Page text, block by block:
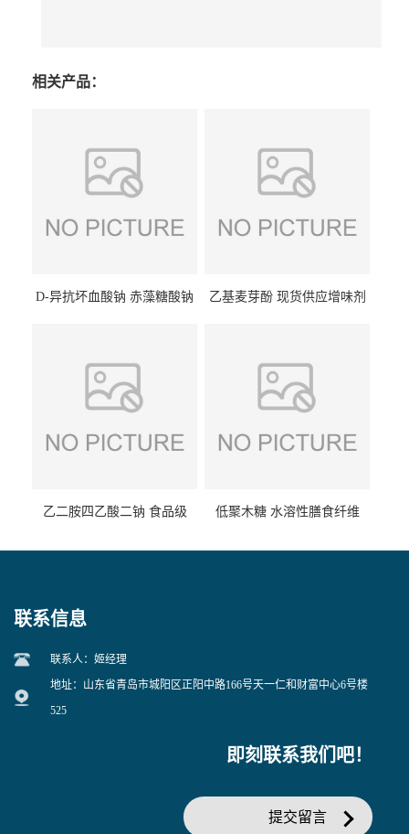
相关产品：
D-异抗坏血酸钠 赤藻糖酸钠
乙基麦芽酚 现货供应增味剂
乙二胺四乙酸二钠 食品级
低聚木糖 水溶性膳食纤维
联系信息
联系人：姬经理
地址：山东省青岛市城阳区正阳中路166号天一仁和财富中心6号楼
525
即刻联系我们吧！
提交留言